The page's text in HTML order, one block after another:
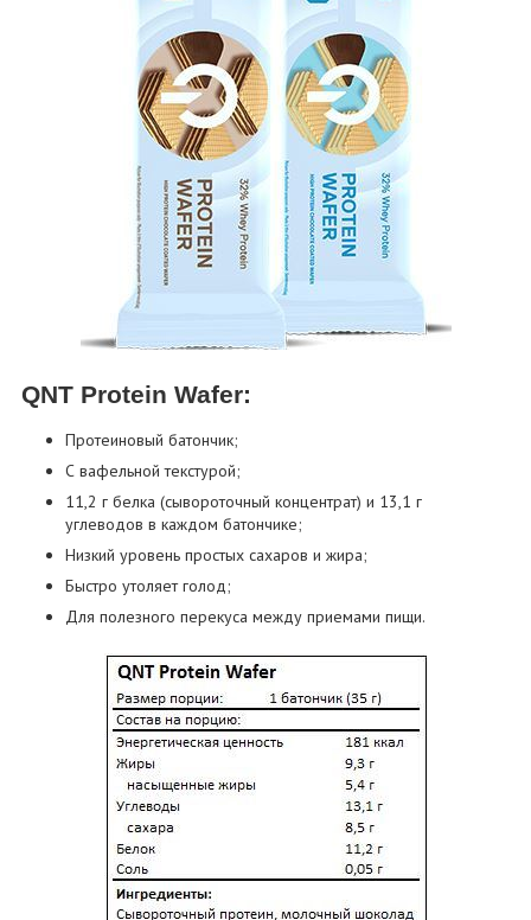
QNT Protein Wafer:
Протеиновый батончик;
С вафельной текстурой;
11,2 г белка (сывороточный концентрат) и 13,1 г
углеводов в каждом батончике;
Низкий уровень простых сахаров и жира;
Быстро утоляет голод;
Для полезного перекуса между приемами пищи.